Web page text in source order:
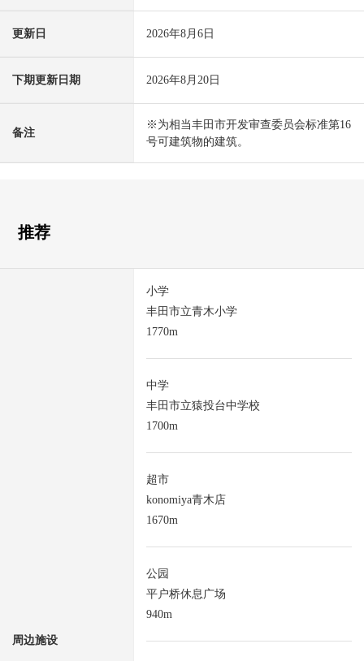
更新日 2026年8月6日
下期更新日期 2026年8月20日
备注
※为相当丰田市开发审查委员会标准第16
号可建筑物的建筑。
推荐
周边施设
小学
丰田市立青木小学
1770m
中学
丰田市立猿投台中学校
1700m
超市
konomiya青木店
1670m
公园
平户桥休息广场
940m